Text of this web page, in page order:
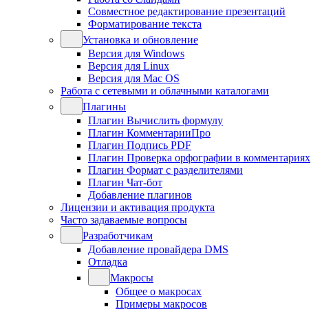
Совместное редактирование презентаций
Форматирование текста
Установка и обновление
Версия для Windows
Версия для Linux
Версия для Mac OS
Работа с сетевыми и облачными каталогами
Плагины
Плагин Вычислить формулу
Плагин КомментарииПро
Плагин Подпись PDF
Плагин Проверка орфографии в комментариях
Плагин Формат с разделителями
Плагин Чат-бот
Добавление плагинов
Лицензии и активация продукта
Часто задаваемые вопросы
Разработчикам
Добавление провайдера DMS
Отладка
Макросы
Общее о макросах
Примеры макросов